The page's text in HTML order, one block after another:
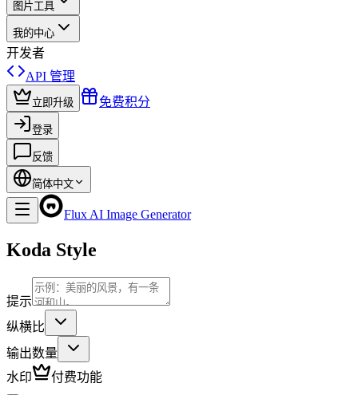
图片工具
我的中心
开发者
API 管理
立即升级 免费积分
登录
反馈
简体中文
Flux AI Image Generator
Koda Style
提示
纵横比
输出数量
水印
付费功能